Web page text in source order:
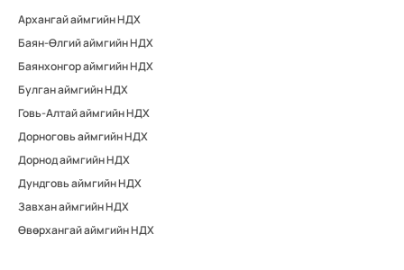
Архангай аймгийн НДХ
Баян-Өлгий аймгийн НДХ
Баянхонгор аймгийн НДХ
Булган аймгийн НДХ
Говь-Алтай аймгийн НДХ
Дорноговь аймгийн НДХ
Дорнод аймгийн НДХ
Дундговь аймгийн НДХ
Завхан аймгийн НДХ
Өвөрхангай аймгийн НДХ